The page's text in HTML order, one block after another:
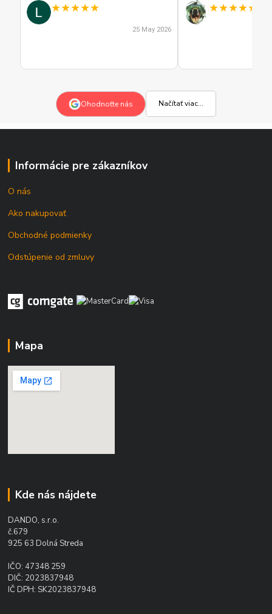
★★★★★
25 May 2026
★★★★★
Ohodnoťte nás Načítať viac...
Informácie pre zákazníkov
O nás
Ako nakupovať
Obchodné podmienky
Odstúpenie od zmluvy
Mapa
Kde nás nájdete
DANDO, s.r.o.
č.679
925 63 Dolná Streda
IČO: 47348 259
DIČ: 2023837948
IČ DPH: SK2023837948